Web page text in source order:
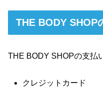
THE BODY SHOP
THE BODY SHOPの支払
クレジットカード